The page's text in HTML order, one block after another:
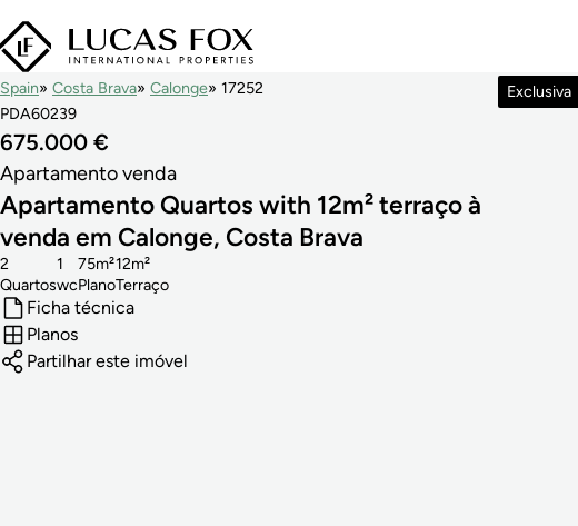
Exclusiva
Spain Costa Brava Calonge
17252
PDA60239
675.000 €
Apartamento venda
Apartamento Quartos with 12m² terraço à
venda em Calonge, Costa Brava
Quartos
2
wc
1
Plano
75m²
Terraço
12m²
Ficha técnica
Planos
Partilhar este imóvel